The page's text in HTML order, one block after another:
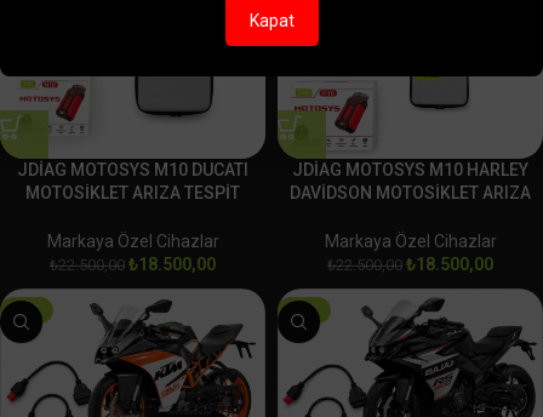
JDİAG MOTOSYS M10 DUCATI
MOTOSİKLET ARIZA TESPİT
Markaya Özel Cihazlar
₺22.500,00 ₺18.500,00
JDİAG MOTOSYS M10 HARLEY
DAVİDSON MOTOSİKLET ARIZA
Markaya Özel Cihazlar
₺22.500,00 ₺18.500,00
-18% -18%
Kapat